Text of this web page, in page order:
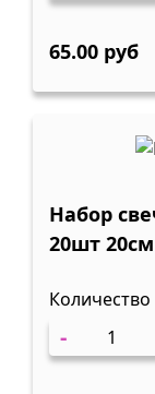
65.00 руб
Набор
20шт 20см
Количество
-